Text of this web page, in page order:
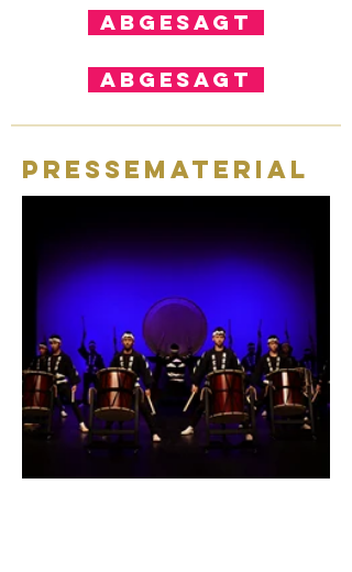
ABGESAGT
ABGESAGT
Pressematerial